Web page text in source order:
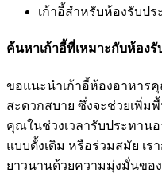
เก้าอี้สำหรับห้องรับป
ค้นหาเก้าอี้ที่เหมาะกับห้อง
ขอแนะนำเก้าอี้ห้องอาหารคุ
สะดวกสบาย ซึ่งจะช่วยเพิ่ม
คุณในช่วงเวลารับประทาน
แบบดั้งเดิม หรือร่วมสมัย เ
ยาวนานด้วยความมุ่งมั่นขอ